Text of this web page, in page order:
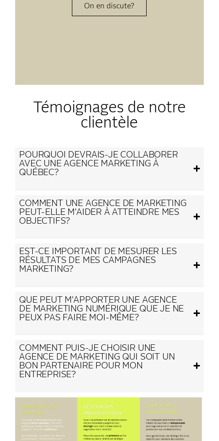
On en discute?
Témoignages de notre
clientèle
POURQUOI DEVRAIS-JE COLLABORER
AVEC UNE AGENCE MARKETING À
QUÉBEC?
COMMENT UNE AGENCE DE MARKETING
PEUT-ELLE M'AIDER À ATTEINDRE MES
OBJECTIFS?
EST-CE IMPORTANT DE MESURER LES
RÉSULTATS DE MES CAMPAGNES
MARKETING?
QUE PEUT M'APPORTER UNE AGENCE
DE MARKETING NUMÉRIQUE QUE JE NE
PEUX PAS FAIRE MOI-MÊME?
COMMENT PUIS-JE CHOISIR UNE
AGENCE DE MARKETING QUI SOIT UN
BON PARTENAIRE POUR MON
ENTREPRISE?